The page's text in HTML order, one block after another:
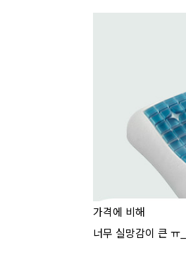
가격에 비해
너무 실망감이 큰 ㅠ